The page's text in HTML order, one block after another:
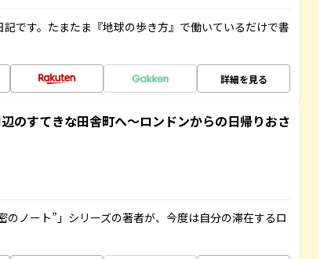
です。たまたま『地球の歩き方』で働いているだけで書
詳細を見る
のすてきな田舎町へ～ロンドンからの日帰りおさ
ノート”」シリーズの著者が、今度は自分の滞在するロ